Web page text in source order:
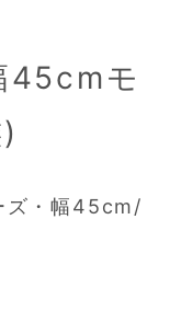
45cmモ
ズ・幅45cm/